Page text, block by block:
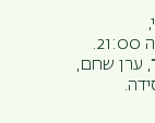
, ערן שחם,